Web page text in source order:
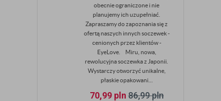
obecnie ograniczone i nie
planujemy ich uzupełniać.
Zapraszamy do zapoznania się z
ofertą naszych innych soczewek -
cenionych przez klientów -
EyeLove. Miru, nowa,
rewolucyjna soczewka z Japonii.
Wystarczy otworzyć unikalne,
płaskie opakowani...
70,99 pln 86,99pln